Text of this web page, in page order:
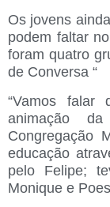
Os jovens
podem faltar
foram quatro
de Conversa “
“Vamos falar
animação
Congregação
educação
pelo Felipe;
Monique e